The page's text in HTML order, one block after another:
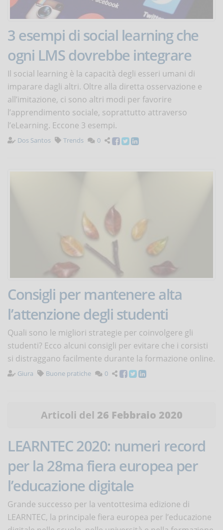
3 esempi di social learning che
ogni LMS dovrebbe integrare
Il social learning è la capacità degli esseri umani di
imparare dagli altri. Oltre alla diretta osservazione e
all’imitazione, ci sono altri modi per favorire
l’apprendimento sociale, soprattutto attraverso
l’eLearning. Eccone 3 esempi.
Dos Santos Trends 0
Consigli per mantenere alta
l’attenzione degli studenti
Quali sono le migliori strategie per coinvolgere gli
studenti? Ecco alcuni consigli per evitare che i corsisti
si distraggano facilmente durante la formazione online.
Giura Buone pratiche 0
Articoli del 26 Febbraio 2020
LEARNTEC 2020: numeri record
per la 28ma fiera europea per
l’educazione digitale
Grande successo per la ventottesima edizione di
LEARNTEC, la principale fiera europea per l’educazione